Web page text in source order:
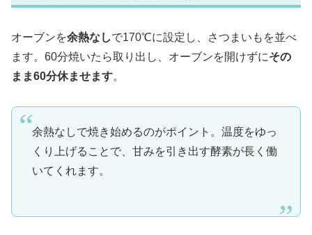
オーブンを余熱なしで170℃に設定し、さつまいもを並べ
ます。60分焼いたら取り出し、オーブンを開けずにその
まま60分休ませます。
余熱なしで焼き始めるのがポイント。温度をゆっ
くり上げることで、甘みを引き出す酵素が長く働
いてくれます。